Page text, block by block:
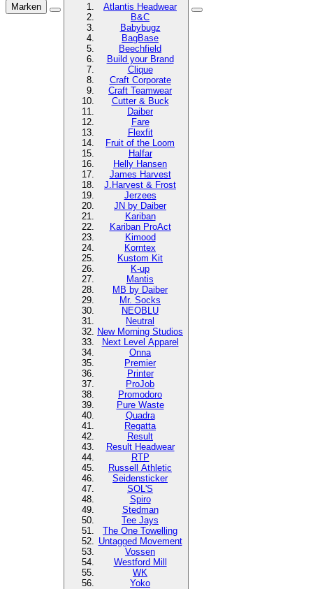
Marken
Atlantis Headwear
B&C
Babybugz
BagBase
Beechfield
Build your Brand
Clique
Craft Corporate
Craft Teamwear
Cutter & Buck
Daiber
Fare
Flexfit
Fruit of the Loom
Halfar
Helly Hansen
James Harvest
J.Harvest & Frost
Jerzees
JN by Daiber
Kariban
Kariban ProAct
Kimood
Korntex
Kustom Kit
K-up
Mantis
MB by Daiber
Mr. Socks
NEOBLU
Neutral
New Morning Studios
Next Level Apparel
Onna
Premier
Printer
ProJob
Promodoro
Pure Waste
Quadra
Regatta
Result
Result Headwear
RTP
Russell Athletic
Seidensticker
SOL'S
Spiro
Stedman
Tee Jays
The One Towelling
Untagged Movement
Vossen
Westford Mill
WK
Yoko